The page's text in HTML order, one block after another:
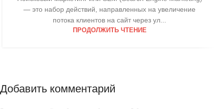
— это набор действий, направленных на увеличение
потока клиентов на сайт через ул...
ПРОДОЛЖИТЬ ЧТЕНИЕ
Добавить комментарий